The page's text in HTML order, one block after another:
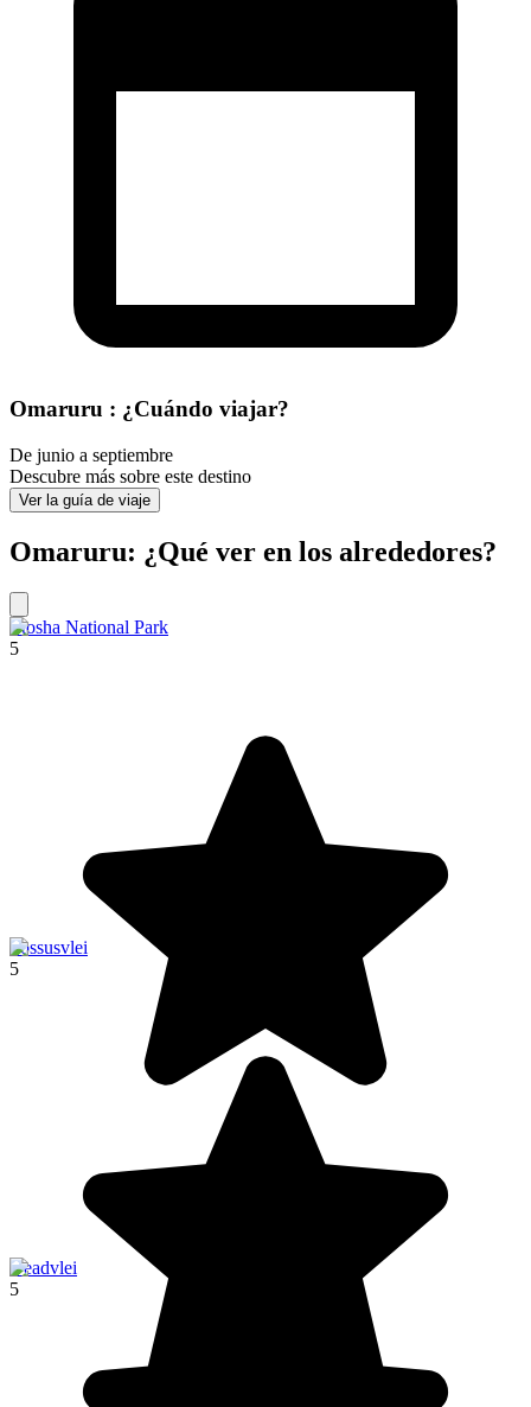
Omaruru : ¿Cuándo viajar?
De junio a septiembre
Descubre más sobre este destino
Ver la guía de viaje
Omaruru: ¿Qué ver en los alrededores?
Etosha National Park
5
Sossusvlei
5
Deadvlei
5